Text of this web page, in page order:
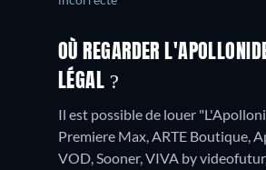
OÙ REGARDER
LÉGAL ?
Il est possible de louer
Premiere Max, ARTE Boutique,
VOD, Sooner, VIVA by